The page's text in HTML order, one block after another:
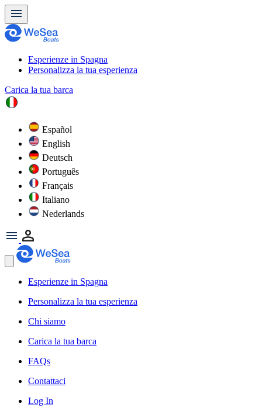
Esperienze in Spagna
Personalizza la tua esperienza
Carica la tua barca
Español
English
Deutsch
Português
Français
Italiano
Nederlands
Esperienze in Spagna
Personalizza la tua esperienza
Chi siamo
Carica la tua barca
FAQs
Contattaci
Log In